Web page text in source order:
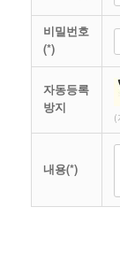
비밀번호
(*)
자동등록
방지
(
내용(*)